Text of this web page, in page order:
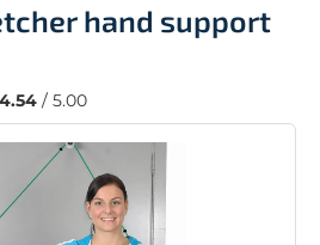
hand support
4.54 / 5.00